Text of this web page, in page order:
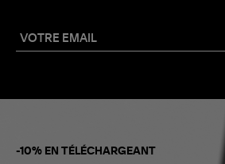
-10% EN TÉLÉCHARGEANT